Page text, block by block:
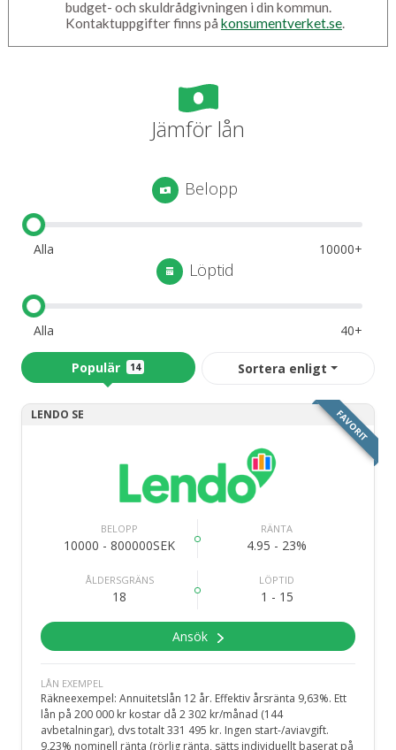
budget- och skuldrådgivningen i din kommun.
Kontaktuppgifter finns på konsumentverket.se.